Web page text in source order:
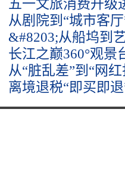
五一文旅消费升级
从剧院到“城市客
&#8203;从船坞到
长江之巅360°观景
从“脏乱差”到“网
离境退税“即买即